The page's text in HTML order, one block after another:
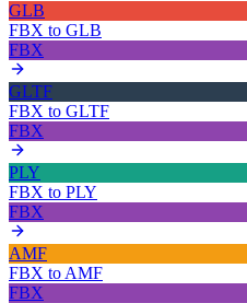
GLB
FBX to GLB
FBX
GLTF
FBX to GLTF
FBX
PLY
FBX to PLY
FBX
AMF
FBX to AMF
FBX